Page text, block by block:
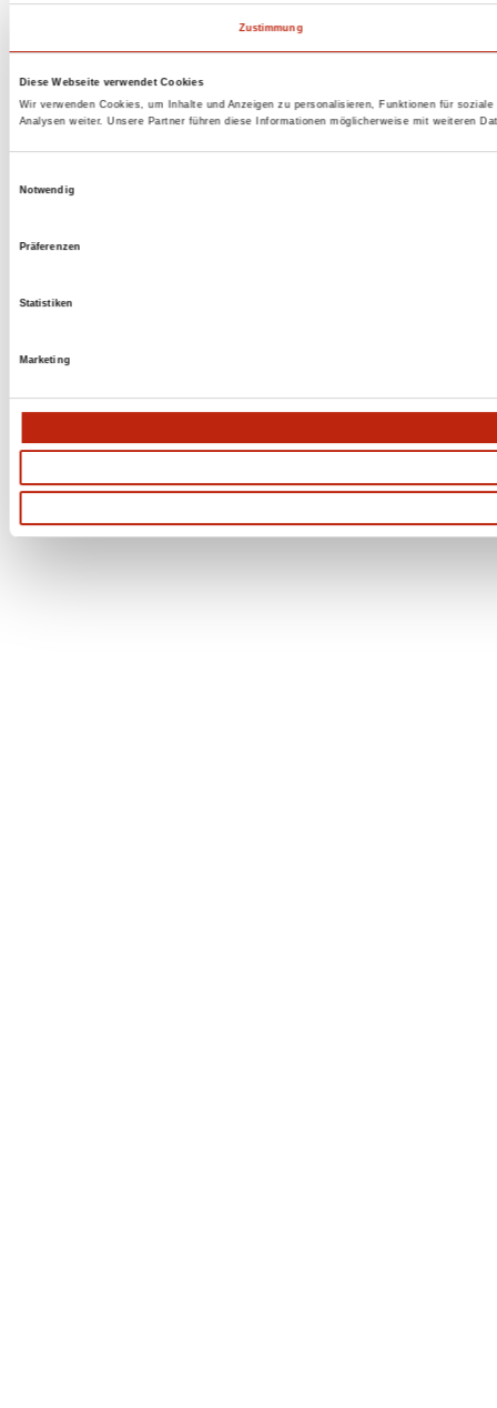
Zustimmung
Diese Webseite verwendet Cookies
Wir verwenden Cookies, um Inhalte und Anzeigen zu personalisieren, Funktionen für
Analysen weiter. Unsere Partner führen diese Informationen möglicherweise mit weiteren
Notwendig
Präferenzen
Statistiken
Marketing